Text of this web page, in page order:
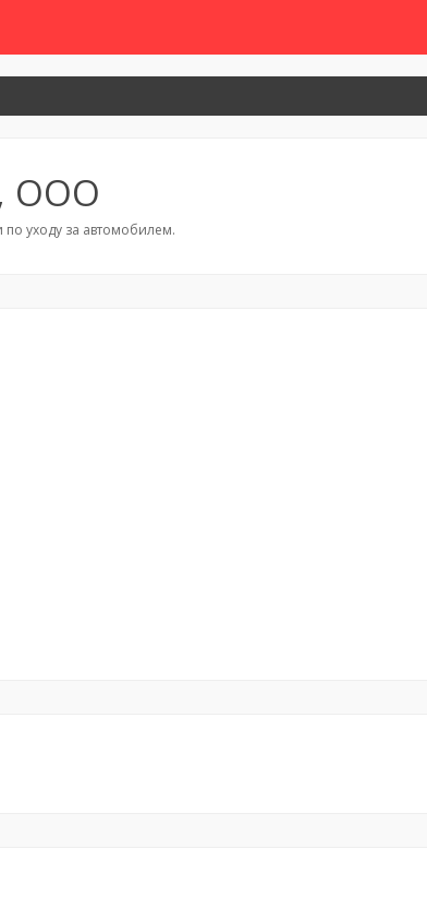
ООО
по уходу за автомобилем.